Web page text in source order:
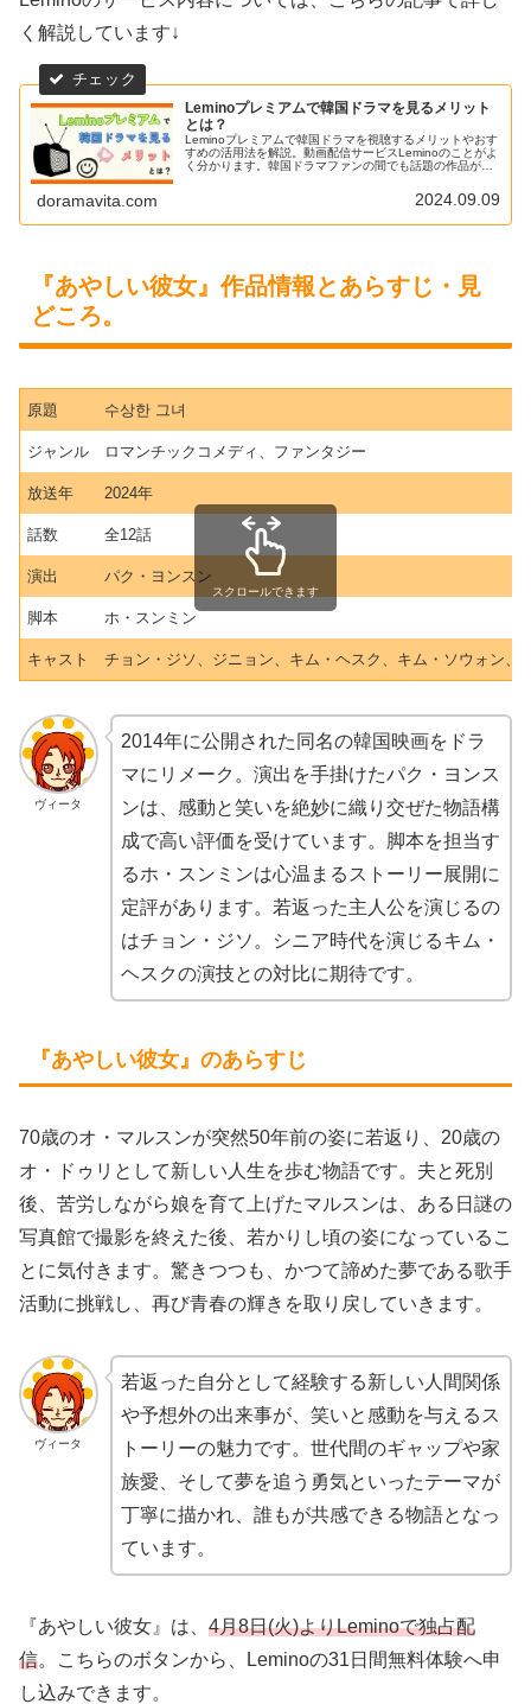
く解説しています↓
Leminoプレミアムで韓国ドラマを見るメリット
とは？
Leminoプレミアムで韓国ドラマを視聴するメリットやおす
すめの活用法を解説。動画配信サービスLeminoのことがよ
く分かります。韓国ドラマファンの間でも話題の作品が独
doramavita.com 2024.09.09
『あやしい彼女』作品情報とあらすじ・見
どころ。
原題 수상한 그녀
ジャンル ロマンチックコメディ、ファンタジー
放送年 2024年
話数 全12話
演出 パク・ヨンスン
脚本 ホ・スンミン
キャスト チョン・ジソ、ジニョン、キム・ヘスク、キム・ソウォン、
スクロールできます
ヴィータ
2014年に公開された同名の韓国映画をドラ
マにリメーク。演出を手掛けたパク・ヨンス
ンは、感動と笑いを絶妙に織り交ぜた物語構
成で高い評価を受けています。脚本を担当す
るホ・スンミンは心温まるストーリー展開に
定評があります。若返った主人公を演じるの
はチョン・ジソ。シニア時代を演じるキム・
ヘスクの演技との対比に期待です。
『あやしい彼女』のあらすじ
70歳のオ・マルスンが突然50年前の姿に若返り、20歳の
オ・ドゥリとして新しい人生を歩む物語です。夫と死別
後、苦労しながら娘を育て上げたマルスンは、ある日謎の
写真館で撮影を終えた後、若かりし頃の姿になっているこ
とに気付きます。驚きつつも、かつて諦めた夢である歌手
活動に挑戦し、再び青春の輝きを取り戻していきます。
ヴィータ
若返った自分として経験する新しい人間関係
や予想外の出来事が、笑いと感動を与えるス
トーリーの魅力です。世代間のギャップや家
族愛、そして夢を追う勇気といったテーマが
丁寧に描かれ、誰もが共感できる物語となっ
ています。
『あやしい彼女』は、 4月8日(火)よりLeminoで独占配
信。こちらのボタンから、Leminoの31日間無料体験へ申
し込みできます。